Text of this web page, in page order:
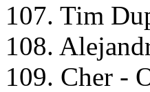
107. Tim
108.
109. Chеr -